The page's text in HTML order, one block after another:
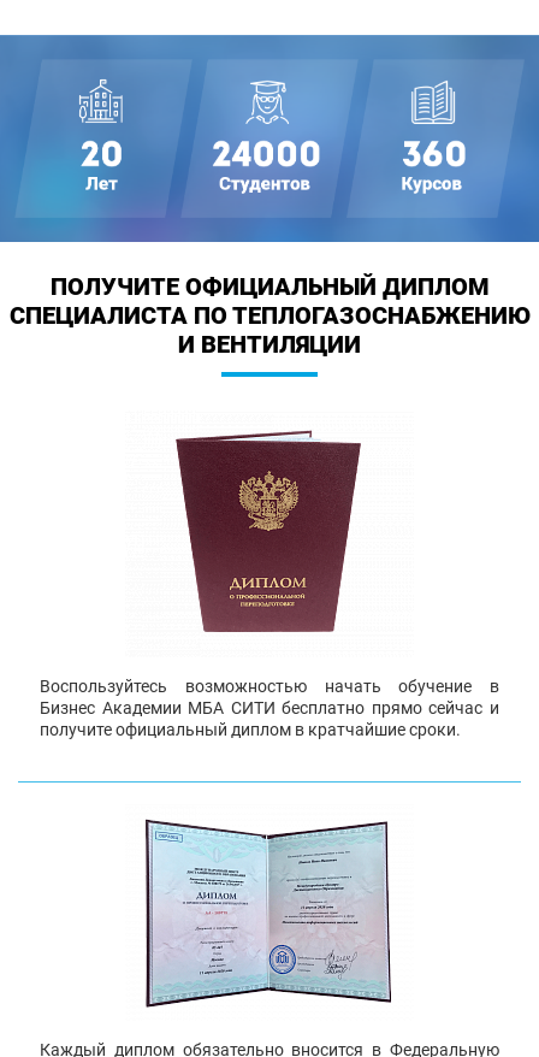
ПОЛУЧИТЕ ОФИЦИАЛЬНЫЙ ДИПЛОМ
СПЕЦИАЛИСТА ПО ТЕПЛОГАЗОСНАБЖЕНИЮ
И ВЕНТИЛЯЦИИ
Воспользуйтесь возможностью начать обучение в
Бизнес Академии МБА СИТИ бесплатно прямо сейчас и
получите официальный диплом в кратчайшие сроки.
Каждый диплом обязательно вносится в Федеральную